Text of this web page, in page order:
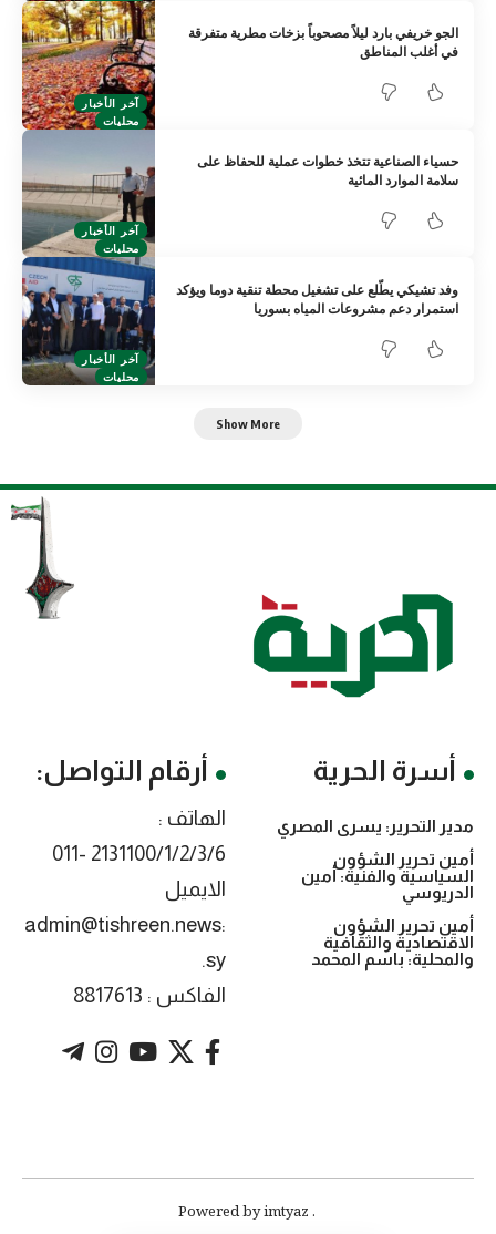
آخر الأخبار
محليات
الجو خريفي بارد ليلاً مصحوباً بزخات مطرية متفرقة
في أغلب المناطق
آخر الأخبار
محليات
حسياء الصناعية تتخذ خطوات عملية للحفاظ على
سلامة الموارد المائية
آخر الأخبار
محليات
وفد تشيكي يطّلع على تشغيل محطة تنقية دوما ويؤكد
استمرار دعم مشروعات المياه بسوريا
Show More
أسرة الحرية
مدير التحرير: يسرى المصري
أمين تحرير الشؤون
السياسية والفنية: أمين
الدريوسي
أمين تحرير الشؤون
الاقتصادية والثقافية
والمحلية: باسم المحمد
أرقام التواصل:
الهاتف :
2131100/1/2/3/6 -011
الايميل
:admin@tishreen.news
.sy
الفاكس : 8817613
. Powered by imtyaz